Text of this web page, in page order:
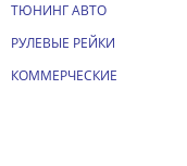
ТЮНИНГ АВТО
РУЛЕВЫЕ РЕЙКИ
КОММЕРЧЕСКИЕ